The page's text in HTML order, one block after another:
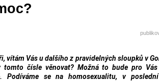
vítám Vás u dalšího z pravidelných sloupků v
tomto čísle věnovat? Možná to bude pro
Podíváme se na homosexualitu, v